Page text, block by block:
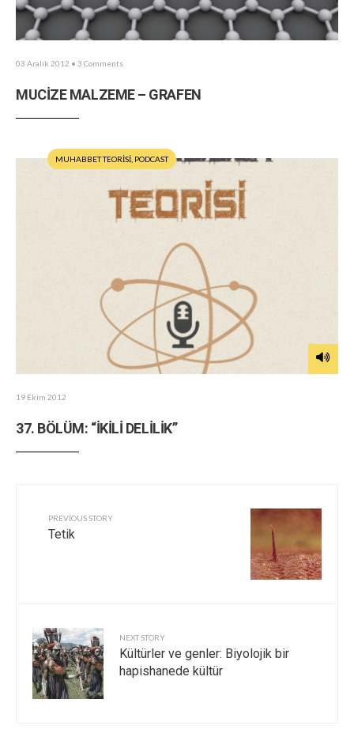
03 Aralık 2012 • 3 Comments
MUCİZE MALZEME – GRAFEN
MUHABBET TEORİSİ PODCAST
19 Ekim 2012
37. BÖLÜM: “İKİLİ DELİLİK”
PREVIOUS STORY
Tetik
NEXT STORY
Kültürler ve genler: Biyolojik bir
hapishanede kültür